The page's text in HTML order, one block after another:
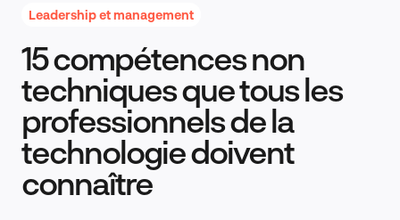
Recherche et conception produit
Tendances sectorielles
Leadership et management
15 compétences non
techniques que tous les
professionnels de la
technologie doivent
connaître